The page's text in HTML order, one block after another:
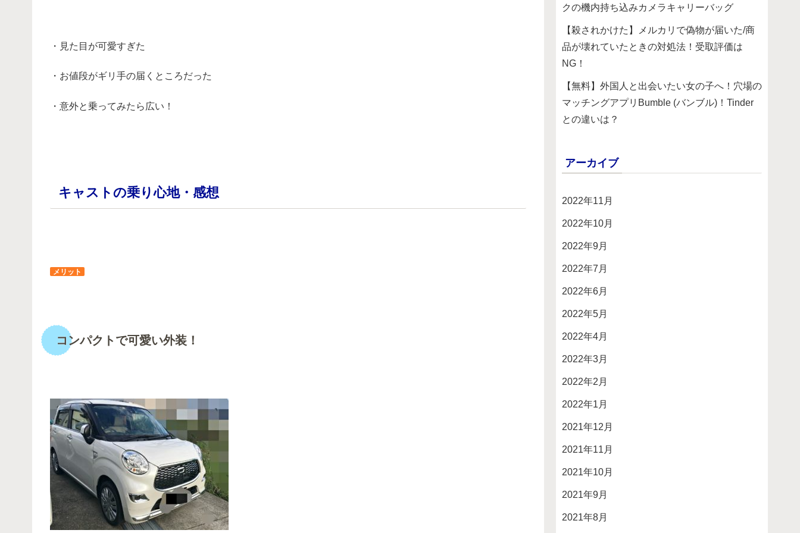
・見た目が可愛すぎた
・お値段がギリ手の届くところだった
・意外と乗ってみたら広い！
キャストの乗り心地・感想
メリット
コンパクトで可愛い外装！
クの機内持ち込みカメラキャリーバッグ
【殺されかけた】メルカリで偽物が届いた/商
品が壊れていたときの対処法！受取評価は
NG！
【無料】外国人と出会いたい女の子へ！穴場の
マッチングアプリBumble (バンブル)！Tinder
との違いは？
アーカイブ
2022年11月
2022年10月
2022年9月
2022年7月
2022年6月
2022年5月
2022年4月
2022年3月
2022年2月
2022年1月
2021年12月
2021年11月
2021年10月
2021年9月
2021年8月